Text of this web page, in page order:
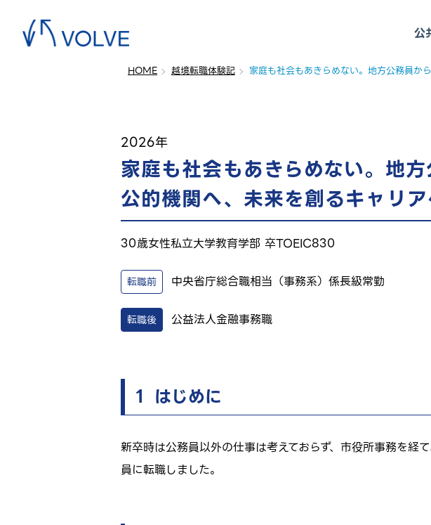
公
HOME 越境転職体験記 家庭も社会もあきらめない。地方公務員か
2026年
家庭も社会もあきらめない。地
公的機関へ、未来を創るキャリ
30歳女性私立大学教育学部 卒TOEIC830
転職前 中央省庁総合職相当（事務系） 係長級常勤
転職後 公益法人金融事務職
１ はじめに
新卒時は公務員以外の仕事は考えておらず、市役所事務を経
員に転職しました。